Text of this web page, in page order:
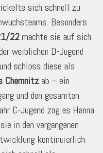
sich schnell zu
Besonders
22machte sie auf sich
weiblichen D-Jugend
schloss diese als
Chemnitz ab – ein
und den gesamten
C-Jugend zog es Hanna
in den vergangenen
kontinuierlich